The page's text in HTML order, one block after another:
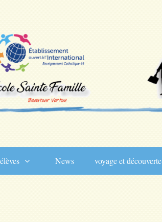
News voyage et découverte